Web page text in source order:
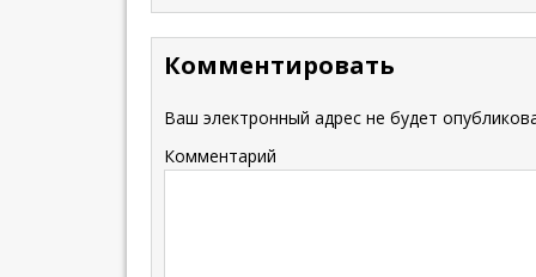
Комментировать
Ваш электронный адрес не будет
Комментарий